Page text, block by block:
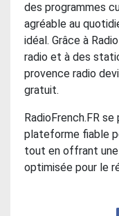
des programmes
agréable au
idéal. Grâce à
radio et à des
provence radio
gratuit.
RadioFrench.FR
plateforme fiable
tout en offrant
optimisée pour le